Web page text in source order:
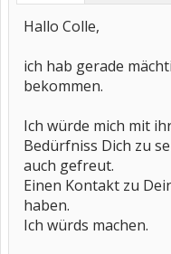
Hallo Colle,
ich hab gerade
bekommen.
Ich würde mich mit
Bedürfniss Dich zu
auch gefreut.
Einen Kontakt zu
haben.
Ich würds machen.